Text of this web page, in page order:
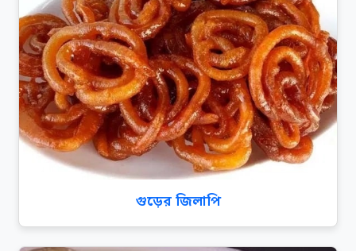
গুড়ের জিলাপি